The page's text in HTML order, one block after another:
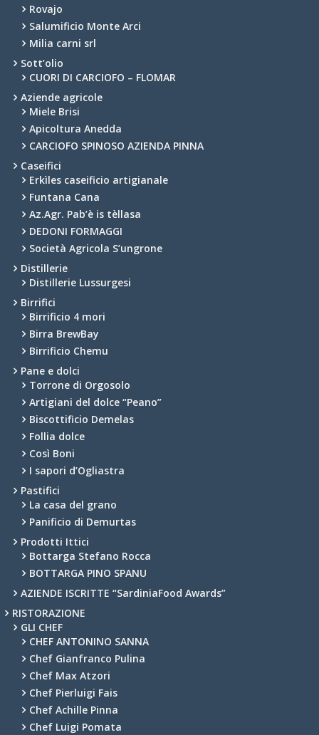
Rovajo
Salumificio Monte Arci
Milia carni srl
Sott’olio
CUORI DI CARCIOFO – FLOMAR
Aziende agricole
Miele Brisi
Apicoltura Anedda
CARCIOFO SPINOSO AZIENDA PINNA
Caseifici
Erkìles caseificio artigianale
Funtana Cana
Az.Agr. Pab’è is tèllasa
DEDONI FORMAGGI
Società Agricola S’ungrone
Distillerie
Distillerie Lussurgesi
Birrifici
Birrificio 4 mori
Birra BrewBay
Birrificio Chemu
Pane e dolci
Torrone di Orgosolo
Artigiani del dolce “Peano”
Biscottificio Demelas
Follia dolce
Così Boni
I sapori d’Ogliastra
Pastifici
La casa del grano
Panificio di Demurtas
Prodotti Ittici
Bottarga Stefano Rocca
BOTTARGA PINO SPANU
AZIENDE ISCRITTE “SardiniaFood Awards”
RISTORAZIONE
GLI CHEF
CHEF ANTONINO SANNA
Chef Gianfranco Pulina
Chef Max Atzori
Chef Pierluigi Fais
Chef Achille Pinna
Chef Luigi Pomata